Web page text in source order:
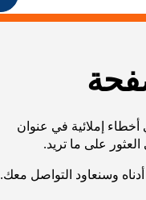
إملائية في عنوان
وسنعاود التواصل معك.